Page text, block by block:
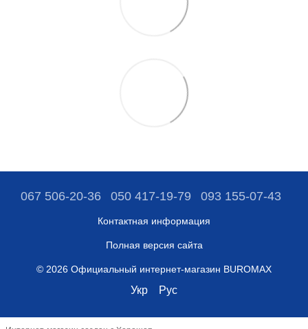
067 506-20-36 050 417-19-79 093 155-07-43
Контактная информация
Полная версия сайта
© 2026 Официальный интернет-магазин BUROMAX
Укр Рус